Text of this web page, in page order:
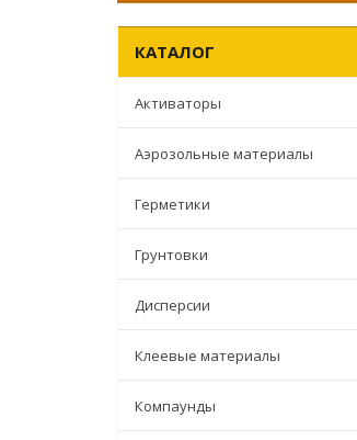
КАТАЛОГ
Активаторы
Аэрозольные материалы
Герметики
Грунтовки
Дисперсии
Клеевые материалы
Компаунды